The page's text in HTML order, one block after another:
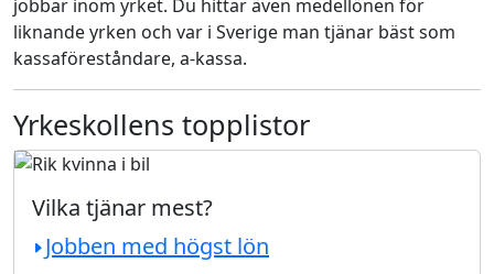
jobbar inom yrket. Du hittar även medellönen för
liknande yrken och var i Sverige man tjänar bäst som
kassaföreståndare, a-kassa.
Yrkeskollens topplistor
Vilka tjänar mest?
Jobben med högst lön